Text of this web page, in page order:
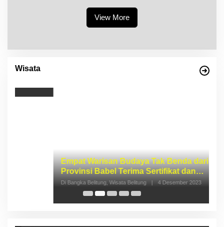
View More
Wisata
Empat Warisan Budaya Tak Benda dari
Provinsi Babel Terima Sertifikat dan
Penghargaan dari Menteri Pendidikan dan
Di Bangka Belitung, Wisata Belitung | 4 Desember 2023